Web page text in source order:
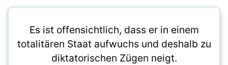
Es ist offensichtlich, dass er in einem
totalitären Staat aufwuchs und deshalb zu
diktatorischen Zügen neigt.